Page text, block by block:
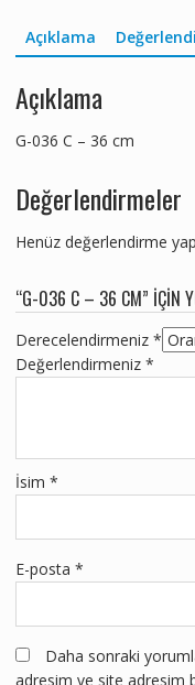
Açıklama
Açıklama
G-036 C – 36 cm
Değerlendirmeler
Henüz değerlendirme
“G-036 C – 36 CM” IÇIN
Derecelendirmeniz *
Değerlendirmeniz *
İsim *
E-posta *
Daha sonraki
adresim ve site adresim